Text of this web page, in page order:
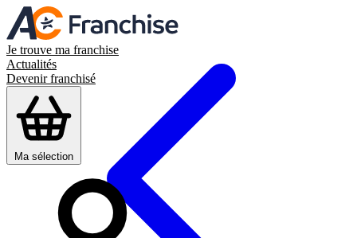
Je trouve ma franchise
Actualités
Devenir franchisé
Ma sélection